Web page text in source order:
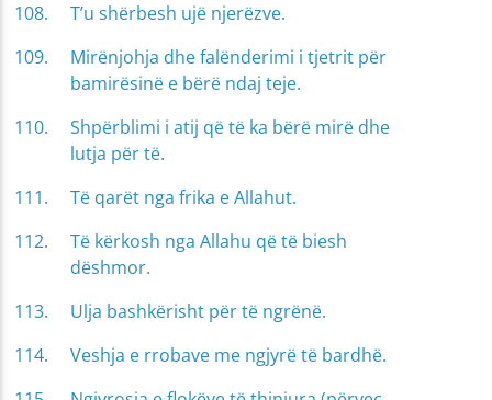
T’u shërbesh ujë njerëzve.
Mirënjohja dhe falënderimi i tjetrit për
bamirësinë e bërë ndaj teje.
Shpërblimi i atij që të ka bërë mirë dhe
lutja për të.
Të qarët nga frika e Allahut.
Të kërkosh nga Allahu që të biesh
dëshmor.
Ulja bashkërisht për të ngrënë.
Veshja e rrobave me ngjyrë të bardhë.